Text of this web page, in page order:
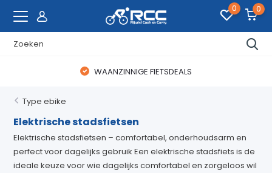
0 0
WAANZINNIGE FIETSDEALS
Type ebike
Elektrische stadsfietsen
Elektrische stadsfietsen – comfortabel, onderhoudsarm en
perfect voor dagelijks gebruik Een elektrische stadsfiets is de
ideale keuze voor wie dagelijks comfortabel en zorgeloos wil